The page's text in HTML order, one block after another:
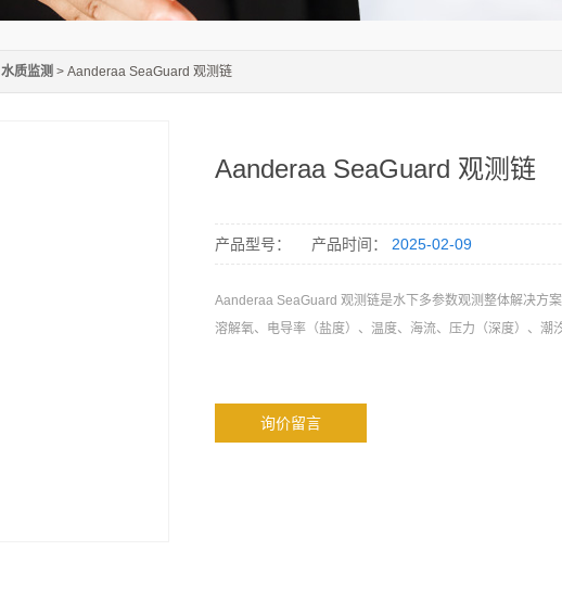
水质监测 > Aanderaa SeaGuard 观测链
Aanderaa SeaGuard 观测链
产品型号： 产品时间： 2025-02-09
Aanderaa SeaGuard 观测链是水下多参数观测整体解决方
溶解氧、电导率（盐度）、温度、海流、压力（深度）、潮
询价留言